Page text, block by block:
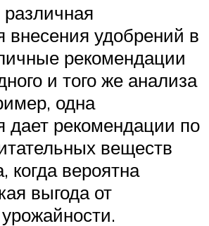
внесения удобрений в
рекомендации
и того же анализа
одна
дает рекомендации по
веществ
когда вероятна
выгода от